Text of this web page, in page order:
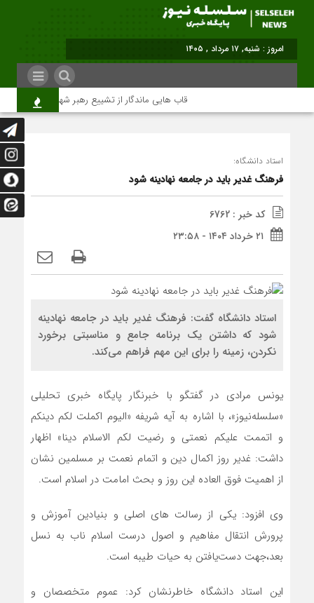
امروز : شنبه, ۱۷ مرداد , ۱۴۰۵
قاب هایی ماندگار از تشییع رهبر شهید در تهران
استاد دانشگاه:
فرهنگ غدیر باید در جامعه نهادینه شود
کد خبر : 6762
۲۱ خرداد ۱۴۰۴ - ۲۳:۵۸
استاد دانشگاه گفت: فرهنگ غدیر باید در جامعه نهادینه
شود که داشتن یک برنامه جامع و مناسبتی برخورد
نکردن، زمینه را برای این مهم فراهم می‌کند.
یونس مرادی در گفتگو با خبرنگار پایگاه خبری تحلیلی
«سلسله‌نیوز»، با اشاره به آیه شریفه «الیوم اکملت لکم دینکم
و اتممت علیکم نعمتی و رضیت لکم الاسلام دینا» اظهار
داشت: غدیر روز اکمال دین و اتمام نعمت بر مسلمین نشان
از اهمیت فوق العاده این روز و بحث امامت در اسلام است.
وی افزود: یکی از رسالت های اصلی و بنیادین آموزش و
پرورش انتقال مفاهیم و اصول درست اسلام ناب به نسل
بعد،جهت دست‌یافتن به حیات طیبه است.
این استاد دانشگاه خاطرنشان کرد: عموم متخصصان و